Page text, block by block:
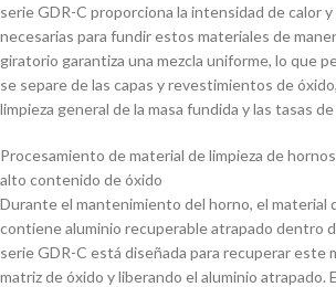
serie GDR-C proporciona la intensidad de calor
necesarias para fundir estos materiales de
giratorio garantiza una mezcla uniforme, lo que
se separe de las capas y revestimientos de
limpieza general de la masa fundida y las tasas
Procesamiento de material de limpieza de
alto contenido de óxido
Durante el mantenimiento del horno, el material
contiene aluminio recuperable atrapado dentro
serie GDR-C está diseñada para recuperar este
matriz de óxido y liberando el aluminio atrapado.